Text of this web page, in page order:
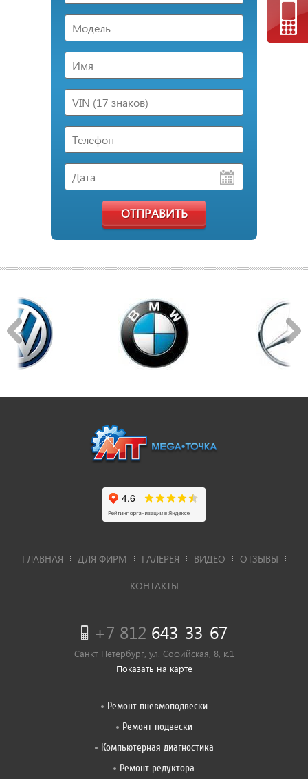
ОТПРАВИТЬ
ГЛАВНАЯ ДЛЯ ФИРМ ГАЛЕРЕЯ ВИДЕО ОТЗЫВЫ
КОНТАКТЫ
+7 812 643-33-67
Санкт-Петербург, ул. Софийская, 8, к.1
Показать на карте
Ремонт пневмоподвески
Ремонт подвески
Компьютерная диагностика
Ремонт редуктора